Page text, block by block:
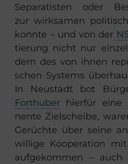
Se­pa­ra­tis­ten oder
zur wirk­sa­men
konn­te – und von der
tie­rung nicht nur
dern des von ihnen
schen Sys­tems
In Neu­stadt bot
Fort­hu­berhier­für eine
nen­te Ziel­schei­be,
Ge­rüch­te über seine
wil­li­ge Ko­ope­ra­ti­on
auf­ge­kom­men – auch